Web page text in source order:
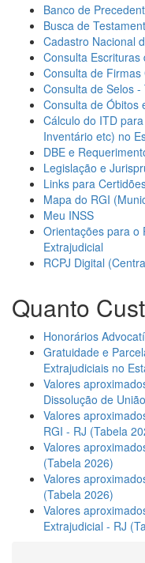
Banco de
Busca de
Cadastro Nacional
Consulta
Consulta de Firmas
Consulta de Selos -
Consulta de Óbitos
Cálculo do ITD
Inventário etc) no
DBE e
Legislação e
Links para
Mapa do RGI
Meu INSS
Orientações para o
Extrajudicial
RCPJ Digital
Quanto
Honorários
Gratuidade e
Extrajudiciais no
Valores
Dissolução de
Valores
RGI - RJ (Tabela
Valores
(Tabela 2026)
Valores
(Tabela 2026)
Valores
Extrajudicial - RJ